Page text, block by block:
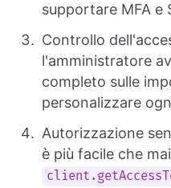
supportare MFA e
Controllo
l'amministratore
completo sulle
personalizzare
Autorizzazione
è più facile che